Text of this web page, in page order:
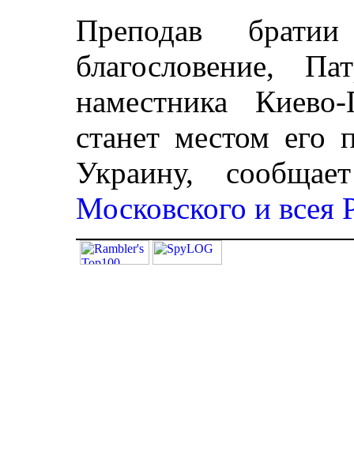
Преподав
благословение,
наместника
станет местом его
Украину,
Московского и всея